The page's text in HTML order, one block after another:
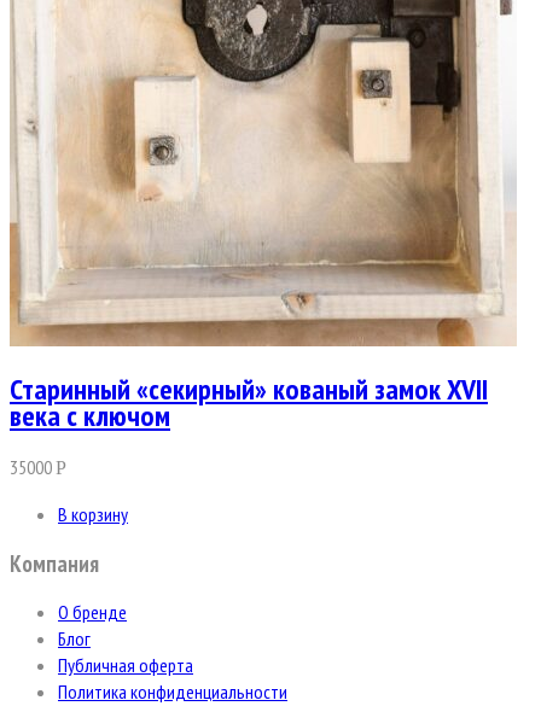
Старинный «секирный» кованый замок XVII
века с ключом
35000Р
В корзину
Компания
О бренде
Блог
Публичная оферта
Политика конфиденциальности